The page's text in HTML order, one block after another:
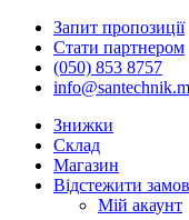
Skip
navigation
Skip
content
Запит пропозиції
Стати партнером
(050) 853 8757
Знижки
Склад
Магазин
Відстежити
Мій акаунт